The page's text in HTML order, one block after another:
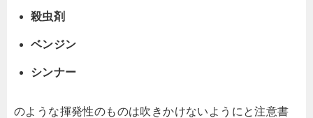
殺虫剤
ベンジン
シンナー
のような揮発性のものは吹きかけないようにと注意書